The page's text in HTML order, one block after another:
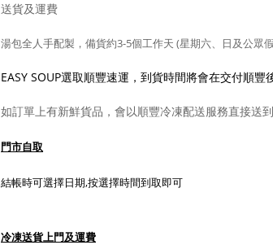
送貨及運費
湯包全人手配製，備貨約3-5個工作天 (星期六、日及公眾
EASY SOUP選取順豐速運，到貨時間將會在交付順豐
如訂單上有新鮮貨品，會以順豐冷凍配送服務直接送
門市自取
結帳時可選擇日期,按選擇時間到取即可
冷凍送貨上門及運費